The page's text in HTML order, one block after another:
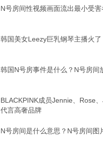
N号房间性视频画面流出最小受
韩国美女Leezy巨乳钢琴主播火
韩国N号房事件是什么？N号房间
BLACKPINK成员Jennie、Rose
代言高奢品牌
N号房间是什么意思？N号房间图